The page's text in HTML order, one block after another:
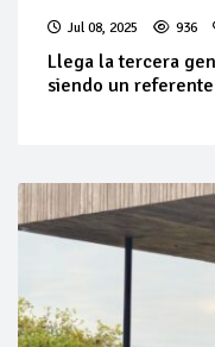
Jul 08, 2025 936
Llega la tercera
siendo un referente